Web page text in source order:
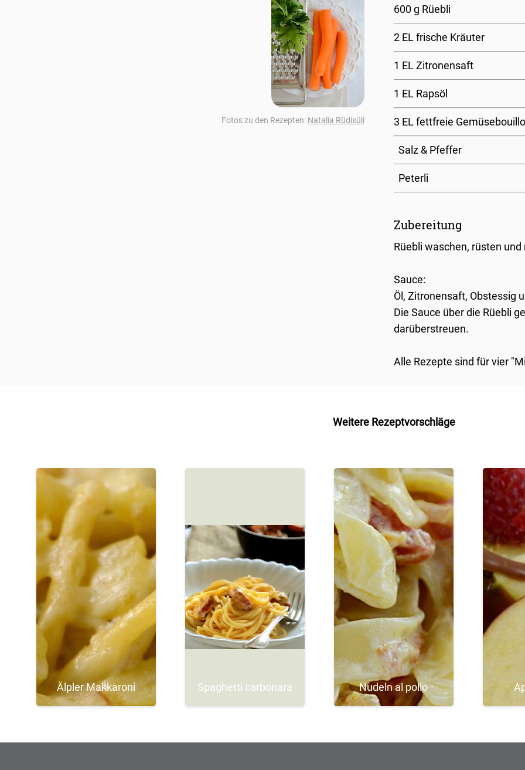
Fotos zu den Rezepten: Natalia Rüdisüli
600 g Rüebli
2 EL frische Kräuter
1 EL Zitronensaft
1 EL Rapsöl
3 EL fettfreie
Salz & Pfeffer
Peterli
Zubereitung
Rüebli waschen, rüsten
Sauce:
Öl, Zitronensaft, Obstessig
Die Sauce über die Rüebli
darüberstreuen.
Alle Rezepte sind für vier
Weitere Rezeptvorschläge
Älpler Makkaroni Spaghetti carbonara Nudeln al pollo